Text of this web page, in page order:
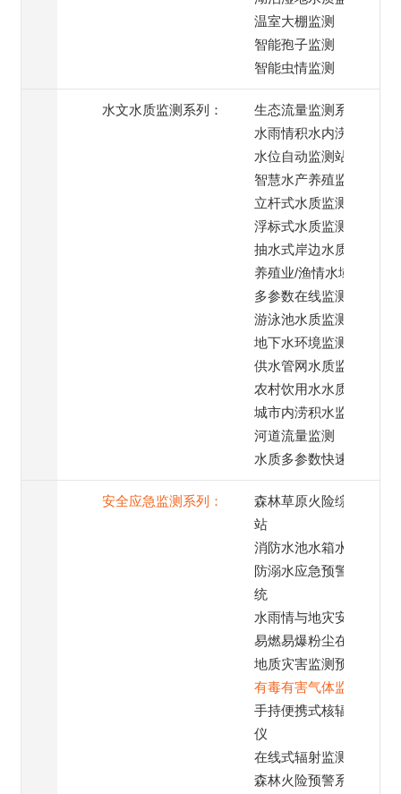
温室大棚监测
智能孢子监测
智能虫情监测
水文水质监测系列：
生态流量监测系统
水雨情积水内涝监测
水位自动监测站
智慧水产养殖监测
立杆式水质监测系统
浮标式水质监测系统
抽水式岸边水质监测
养殖业/渔情水域监测
多参数在线监测系统
游泳池水质监测系统
地下水环境监测
供水管网水质监测
农村饮用水水质监测
城市内涝积水监测
河道流量监测
水质多参数快速检测
安全应急监测系列：
森林草原火险综合监测
站
消防水池水箱水位监测
防溺水应急预警喊话系
统
水雨情与地灾安全监测
易燃易爆粉尘在线监测
地质灾害监测预警系统
有毒有害气体监测
手持便携式核辐射检测
仪
在线式辐射监测仪
森林火险预警系统